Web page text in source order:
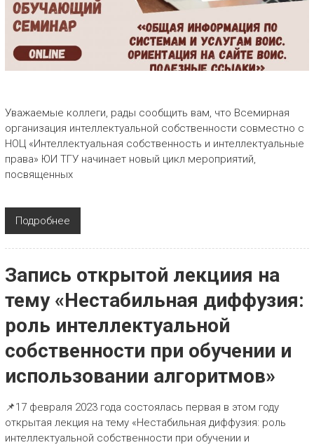
Уважаемые коллеги, рады сообщить вам, что Всемирная
организация интеллектуальной собственности совместно с
НОЦ «Интеллектуальная собственность и интеллектуальные
права» ЮИ ТГУ начинает новый цикл мероприятий,
посвященных
Подробнее
Запись открытой лекциия на
тему «Нестабильная диффузия:
роль интеллектуальной
собственности при обучении и
использовании алгоритмов»
📌17 февраля 2023 года состоялась первая в этом году
открытая лекция на тему «Нестабильная диффузия: роль
интеллектуальной собственности при обучении и